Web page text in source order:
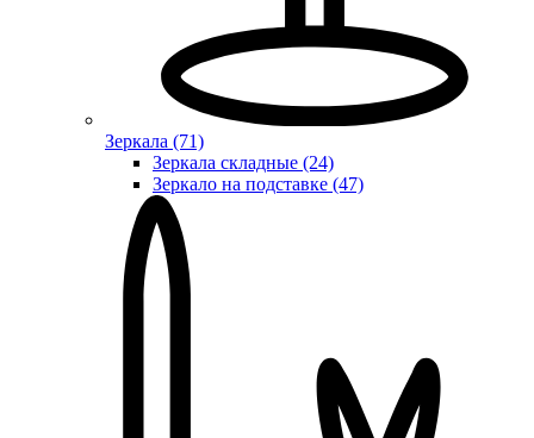
Зеркала (71)
Зеркала складные (24)
Зеркало на подставке (47)